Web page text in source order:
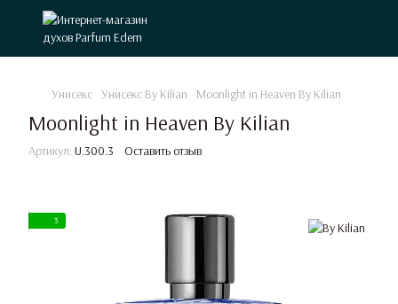
Унисекс Унисекс By Kilian Moonlight in Heaven By Kilian
Moonlight in Heaven By Kilian
Артикул: U.300.3 Оставить отзыв
3